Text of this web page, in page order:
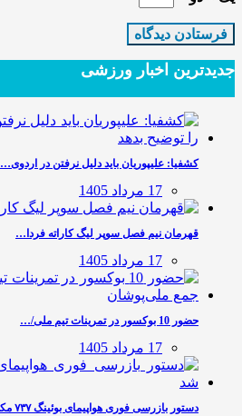
جدیدترین‌ اخبار ورزشی
کشفیا: علیپوریان باید دلیل نرفتن در اردوی…
17 مرداد 1405
قهرمان نیم فصل سوپر لیگ کاراته فردا…
17 مرداد 1405
حضور 10 بوکسور در تمرینات تیم ملی/…
17 مرداد 1405
دستور بازرسی فوری هواپیمای بوئینگ ۷۳۷ مکس…